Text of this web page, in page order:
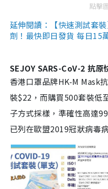
點擊
延伸閱讀：【快速測試套
劑！最快即日發貨 每日15
SEJOY SARS-CoV-2 抗原
香港口罩品牌HK-M Mask
裝$22，而購買500套裝低
子方式採樣，準確性高達
已列在歐盟2019冠狀病毒